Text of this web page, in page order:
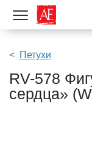
Показать меню
Петухи
RV-578
сердца»